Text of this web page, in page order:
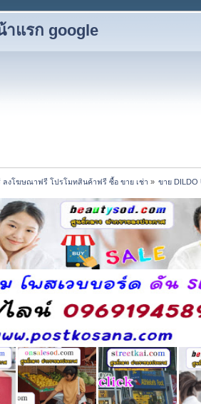
แรก google
ลงโฆษณาฟรี โปรโมทสินค้าฟรี ซื้อ ขาย เช่า » ขาย DILDO